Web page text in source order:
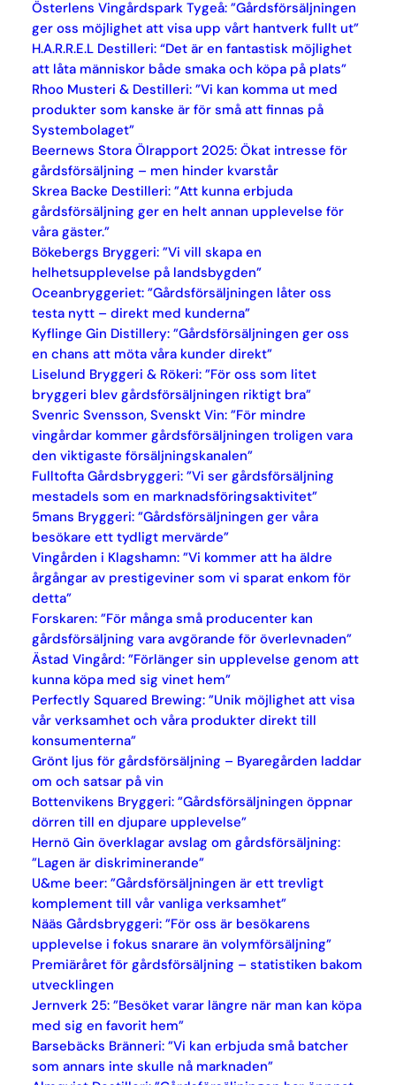
Österlens Vingårdspark Tygeå: ”Gårdsförsäljningen
ger oss möjlighet att visa upp vårt hantverk fullt ut”
H.A.R.R.E.L Destilleri: “Det är en fantastisk möjlighet
att låta människor både smaka och köpa på plats”
Rhoo Musteri & Destilleri: ”Vi kan komma ut med
produkter som kanske är för små att finnas på
Systembolaget”
Beernews Stora Ölrapport 2025: Ökat intresse för
gårdsförsäljning – men hinder kvarstår
Skrea Backe Destilleri: ”Att kunna erbjuda
gårdsförsäljning ger en helt annan upplevelse för
våra gäster.”
Bökebergs Bryggeri: ”Vi vill skapa en
helhetsupplevelse på landsbygden”
Oceanbryggeriet: ”Gårdsförsäljningen låter oss
testa nytt – direkt med kunderna”
Kyflinge Gin Distillery: ”Gårdsförsäljningen ger oss
en chans att möta våra kunder direkt”
Liselund Bryggeri & Rökeri: ”För oss som litet
bryggeri blev gårdsförsäljningen riktigt bra”
Svenric Svensson, Svenskt Vin: ”För mindre
vingårdar kommer gårdsförsäljningen troligen vara
den viktigaste försäljningskanalen”
Fulltofta Gårdsbryggeri: ”Vi ser gårdsförsäljning
mestadels som en marknadsföringsaktivitet”
5mans Bryggeri: ”Gårdsförsäljningen ger våra
besökare ett tydligt mervärde”
Vingården i Klagshamn: ”Vi kommer att ha äldre
årgångar av prestigeviner som vi sparat enkom för
detta”
Forskaren: ”För många små producenter kan
gårdsförsäljning vara avgörande för överlevnaden”
Ästad Vingård: ”Förlänger sin upplevelse genom att
kunna köpa med sig vinet hem”
Perfectly Squared Brewing: ”Unik möjlighet att visa
vår verksamhet och våra produkter direkt till
konsumenterna”
Grönt ljus för gårdsförsäljning – Byaregården laddar
om och satsar på vin
Bottenvikens Bryggeri: ”Gårdsförsäljningen öppnar
dörren till en djupare upplevelse”
Hernö Gin överklagar avslag om gårdsförsäljning:
”Lagen är diskriminerande”
U&me beer: ”Gårdsförsäljningen är ett trevligt
komplement till vår vanliga verksamhet”
Nääs Gårdsbryggeri: ”För oss är besökarens
upplevelse i fokus snarare än volymförsäljning”
Premiäråret för gårdsförsäljning – statistiken bakom
utvecklingen
Jernverk 25: ”Besöket varar längre när man kan köpa
med sig en favorit hem”
Barsebäcks Bränneri: ”Vi kan erbjuda små batcher
som annars inte skulle nå marknaden”